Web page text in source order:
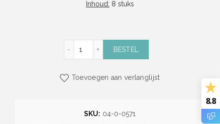
Inhoud: 8 stuks
BESTEL
Toevoegen aan verlanglijst
SKU: 04-0-0571
8.8